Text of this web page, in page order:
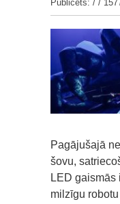
Publicēts: / /
Pagājušajā
šovu,
LED gaismās
milzīgu